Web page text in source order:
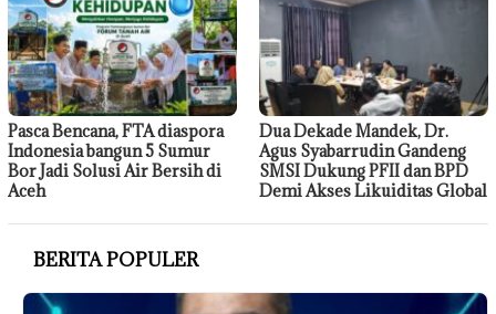
Pasca Bencana, FTA diaspora
Indonesia bangun 5 Sumur
Bor Jadi Solusi Air Bersih di
Aceh
Dua Dekade Mandek, Dr.
Agus Syabarrudin Gandeng
SMSI Dukung PFII dan BPD
Demi Akses Likuiditas Global
BERITA POPULER